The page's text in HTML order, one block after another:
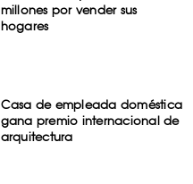
millones por vender sus
hogares
Casa de empleada doméstica
gana premio internacional de
arquitectura